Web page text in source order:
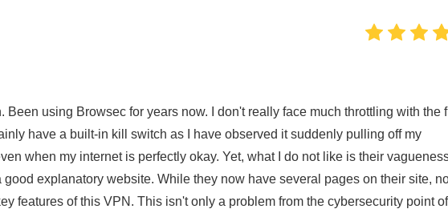
Been using Browsec for years now. I don't really face much throttling with the
have a built-in kill switch as I have observed it suddenly pulling off my
when my internet is perfectly okay. Yet, what I do not like is their
good explanatory website. While they now have several pages on their site,
features of this VPN. This isn't only a problem from the cybersecurity point of